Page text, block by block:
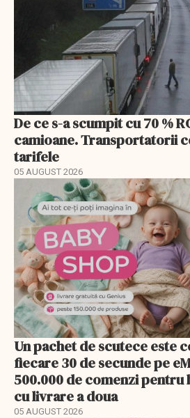
De ce s-a scumpit cu 70 %
camioane. Transportatorii
tarifele
05 AUGUST 2026
Un pachet de scutece este
fiecare 30 de secunde pe
500.000 de comenzi pentru
cu livrare a doua
05 AUGUST 2026